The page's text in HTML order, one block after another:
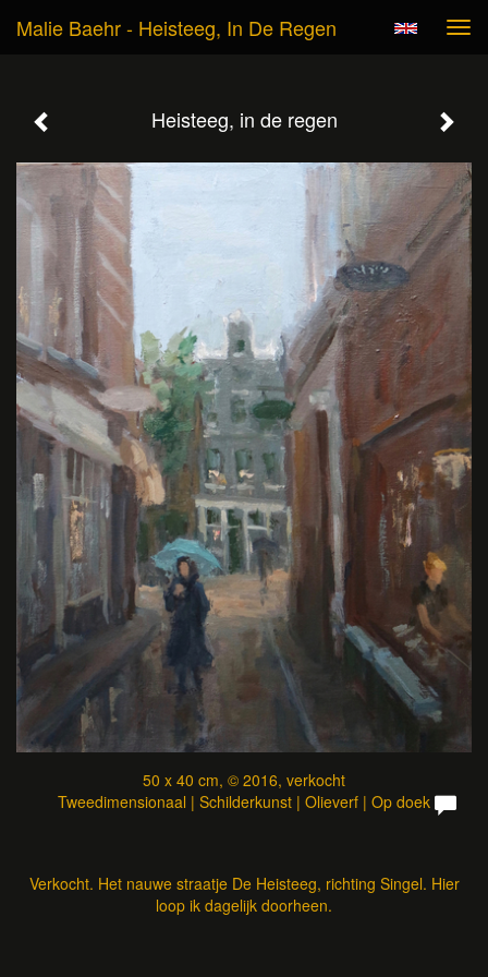
Malie Baehr - Heisteeg, In De Regen
Heisteeg, in de regen
50 x 40 cm, © 2016, verkocht
Tweedimensionaal | Schilderkunst | Olieverf | Op doek
Verkocht. Het nauwe straatje De Heisteeg, richting Singel. Hier
loop ik dagelijk doorheen.